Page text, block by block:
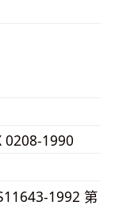
0208-1990
1992 第